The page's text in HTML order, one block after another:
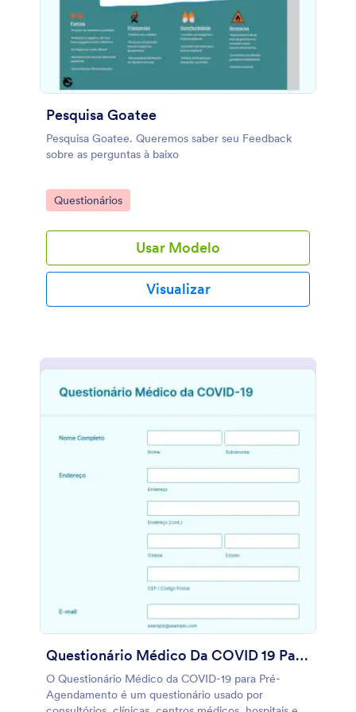
Pesquisa Goatee
Pesquisa Goatee. Queremos saber seu Feedback
sobre as perguntas à baixo
Go to Category:
Questionários
Usar Modelo
Visualizar
Questionário Médico Da COVID 19 Para Pré Agendamento
O Questionário Médico da COVID-19 para Pré-
Agendamento é um questionário usado por